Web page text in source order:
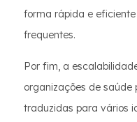
forma rápida e
frequentes.
Por fim, a
organizações de saúde
traduzidas para vários